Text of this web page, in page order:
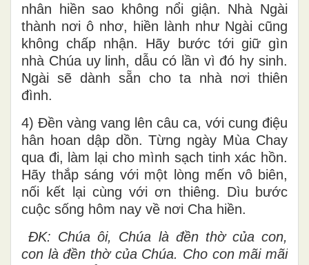
nhân hiền sao không nổi giận. Nhà Ngài
thành nơi ô nhơ, hiền lành như Ngài cũng
không chấp nhận. Hãy bước tới giữ gìn
nhà Chúa uy linh, dẫu có lần vì đó hy sinh.
Ngài sẽ dành sẵn cho ta nhà nơi thiên
đình.
4) Đền vàng vang lên câu ca, với cung điệu
hân hoan dập dồn. Từng ngày Mùa Chay
qua đi, làm lại cho mình sạch tinh xác hồn.
Hãy thắp sáng với một lòng mến vô biên,
nối kết lại cùng với ơn thiêng. Dìu bước
cuộc sống hôm nay về nơi Cha hiền.
ĐK: Chúa ôi, Chúa là đền thờ của con,
con là đền thờ của Chúa. Cho con mãi mãi